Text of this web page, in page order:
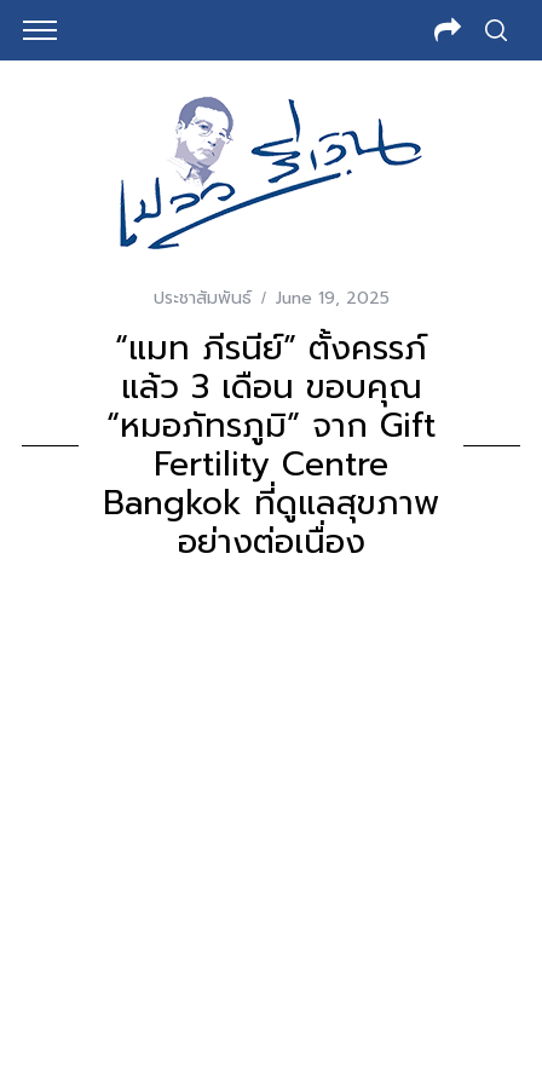
ประชาสัมพันธ์ June 19, 2025
“แมท ภีรนีย์” ตั้งครรภ์
แล้ว 3 เดือน ขอบคุณ
“หมอภัทรภูมิ” จาก Gift
Fertility Centre
Bangkok ที่ดูแลสุขภาพ
อย่างต่อเนื่อง